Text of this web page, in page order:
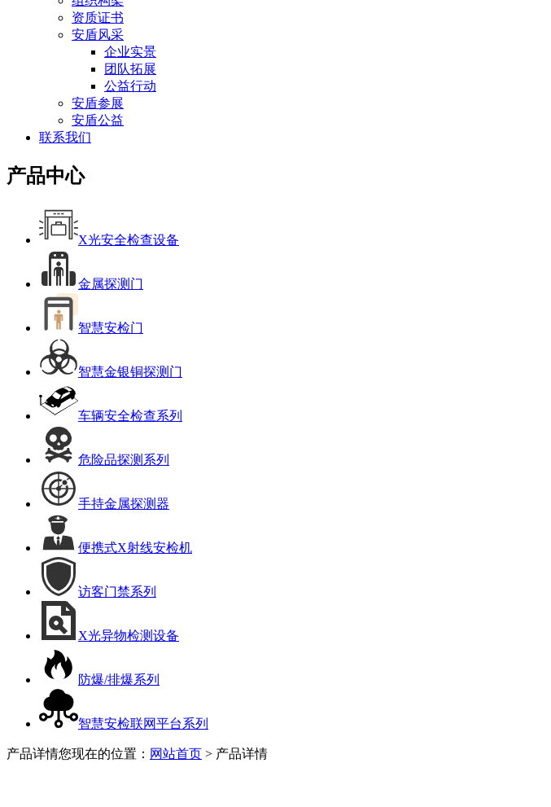
资质证书
安盾风采
企业实景
团队拓展
公益行动
安盾参展
安盾公益
联系我们
产品中心
X光安全检查设备
金属探测门
智慧安检门
智慧金银铜探测门
车辆安全检查系列
危险品探测系列
手持金属探测器
便携式X射线安检机
访客门禁系列
X光异物检测设备
防爆/排爆系列
智慧安检联网平台系列
产品详情您现在的位置： 网站首页 > 产品详情